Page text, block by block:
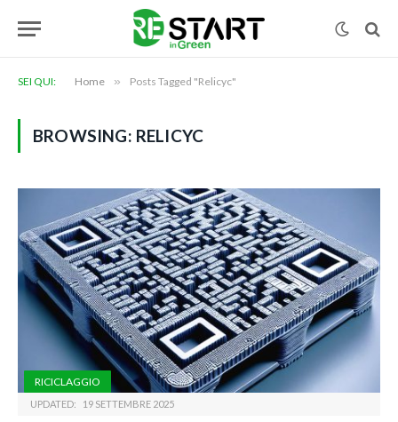
SEI QUI: Home » Posts Tagged "Relicyc"
BROWSING: RELICYC
RICICLAGGIO
UPDATED: 19 SETTEMBRE 2025